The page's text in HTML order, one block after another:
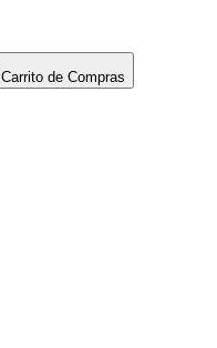
Carrito de Compras